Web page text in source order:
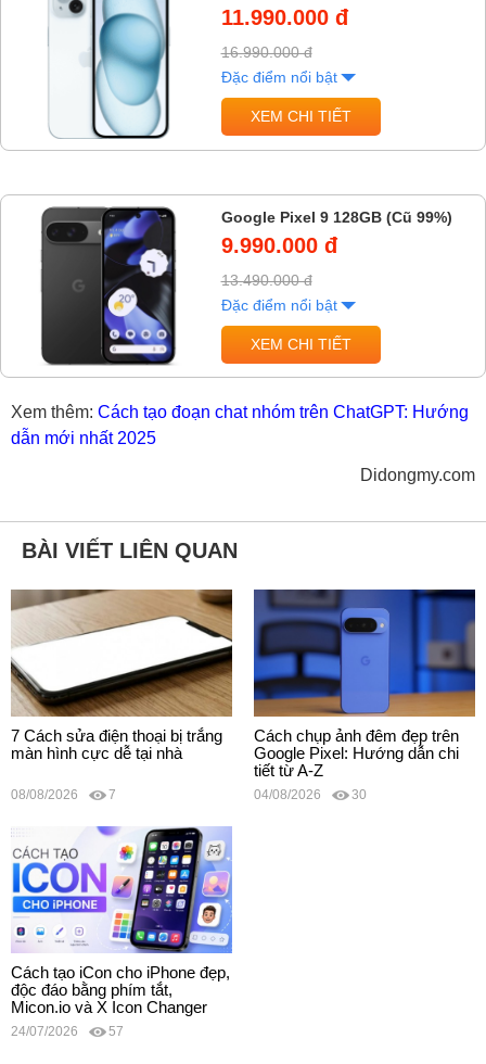
11.990.000 đ
16.990.000 đ
Đặc điểm nổi bật
XEM CHI TIẾT
Google Pixel 9 128GB (Cũ 99%)
9.990.000 đ
13.490.000 đ
Đặc điểm nổi bật
XEM CHI TIẾT
Xem thêm: Cách tạo đoạn chat nhóm trên ChatGPT: Hướng
dẫn mới nhất 2025
Didongmy.com
BÀI VIẾT LIÊN QUAN
7 Cách sửa điện thoại bị trắng
màn hình cực dễ tại nhà
08/08/2026 7
Cách chụp ảnh đêm đẹp trên
Google Pixel: Hướng dẫn chi
tiết từ A-Z
04/08/2026 30
Cách tạo iCon cho iPhone đẹp,
độc đáo bằng phím tắt,
Micon.io và X Icon Changer
24/07/2026 57